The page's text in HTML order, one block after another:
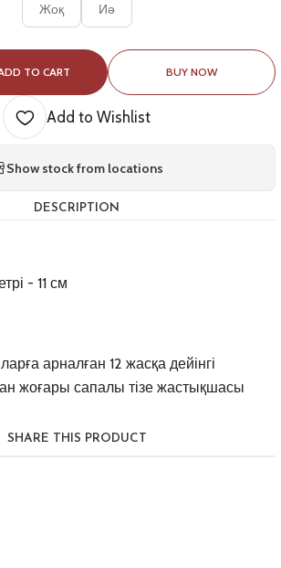
Жоқ Иә
TO CART BUY NOW
Add to Wishlist
Show stock from locations
DESCRIPTION
- 11 см
арналған 12 жасқа дейінгі
жоғары сапалы тізе жастықшасы
SHARE THIS PRODUCT